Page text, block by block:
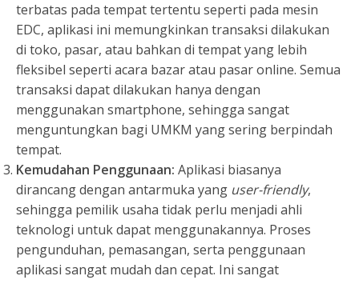
terbatas pada tempat tertentu seperti pada mesin
EDC, aplikasi ini memungkinkan transaksi dilakukan
di toko, pasar, atau bahkan di tempat yang lebih
fleksibel seperti acara bazar atau pasar online. Semua
transaksi dapat dilakukan hanya dengan
menggunakan smartphone, sehingga sangat
menguntungkan bagi UMKM yang sering berpindah
tempat.
Kemudahan Penggunaan: Aplikasi biasanya
dirancang dengan antarmuka yang user-friendly,
sehingga pemilik usaha tidak perlu menjadi ahli
teknologi untuk dapat menggunakannya. Proses
pengunduhan, pemasangan, serta penggunaan
aplikasi sangat mudah dan cepat. Ini sangat